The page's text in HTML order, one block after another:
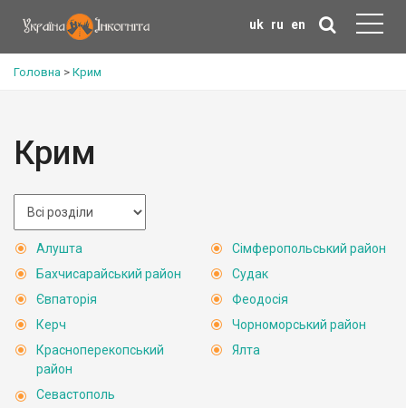
uk ru en
Головна > Крим
Крим
Алушта
Бахчисарайський район
Євпаторія
Керч
Красноперекопський
район
Севастополь
Сімферопольський район
Судак
Феодосія
Чорноморський район
Ялта